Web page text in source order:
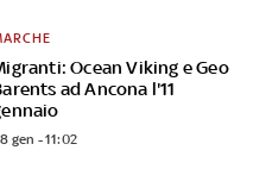
Ocean Viking e Geo
ad Ancona l'11
gen - 11:02